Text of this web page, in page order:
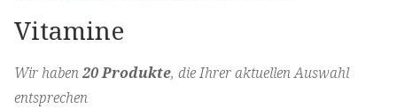
Vitamine
Wir haben20 Produkte, die Ihrer aktuellen Auswahl
entsprechen